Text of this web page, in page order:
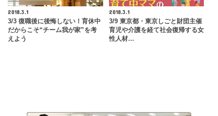
2018.3.1
3/3 復職後に後悔しない！育休中
だからこそ“チーム我が家”を考
えよう
2018.3.1
3/9 東京都・東京しごと財団主催
育児や介護を経て社会復帰する女
性人材…